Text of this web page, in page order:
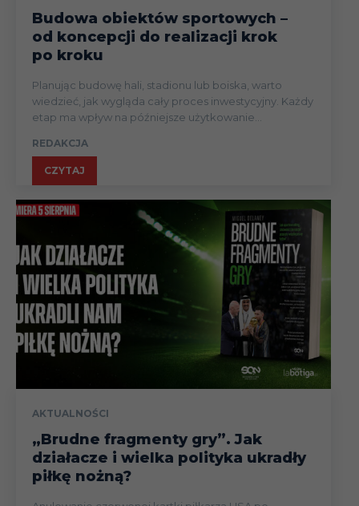
Budowa obiektów sportowych –
od koncepcji do realizacji krok
po kroku
Planując budowę hali, stadionu lub boiska, warto
wiedzieć, jak wygląda cały proces inwestycyjny. Każdy
etap ma wpływ na późniejsze użytkowanie...
REDAKCJA
CZYTAJ
AKTUALNOŚCI
„Brudne fragmenty gry”. Jak
działacze i wielka polityka ukradły
piłkę nożną?